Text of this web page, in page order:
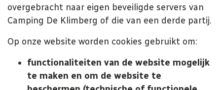
overgebracht naar eigen beveiligde servers van
Camping De Klimberg of die van een derde partij.
Op onze website worden cookies gebruikt om:
functionaliteiten van de website mogelijk
te maken en om de website te